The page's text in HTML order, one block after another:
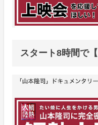
スタート8時間で